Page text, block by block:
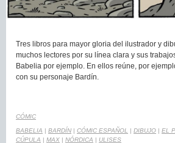
Tres libros para mayor gloria del ilustrador y
muchos lectores por su línea clara y sus
Babelia por ejemplo. En ellos reúne, por
con su personaje Bardín.
CÓMIC
BABELIA | BARDÍN | CÓMIC ESPAÑOL | DIBUJO | EL
CÚPULA | MAX | NÓRDICA | ULISES